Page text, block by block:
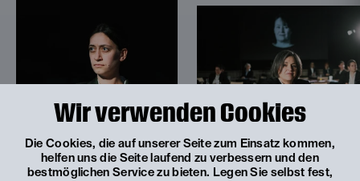
Wir verwenden Cookies
Die Cookies, die auf unserer Seite zum Einsatz kommen,
helfen uns die Seite laufend zu verbessern und den
bestmöglichen Service zu bieten. Legen Sie selbst fest,
© Franzi Kreis